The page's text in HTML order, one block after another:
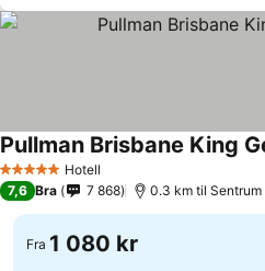
5 Stjerner Hotell
Pullman Brisbane King
7,6 Bra 7 868 0.3 km til Sentrum
Fra 1 080 kr